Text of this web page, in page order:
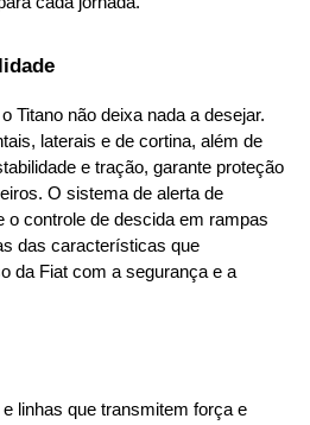
Titano não deixa nada a desejar.
laterais e de cortina, além de
e tração, garante proteção
O sistema de alerta de
o controle de descida em rampas
das características que
da Fiat com a segurança e a
linhas que transmitem força e